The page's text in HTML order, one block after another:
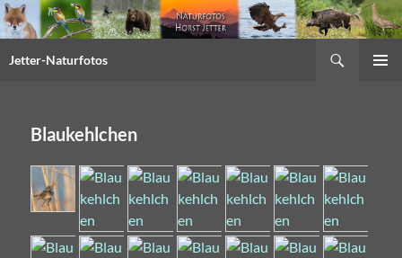
Jetter-Naturfotos
Blaukehlchen